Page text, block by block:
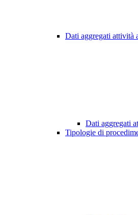
Dati aggregati attività
Dati aggregati
Tipologie di